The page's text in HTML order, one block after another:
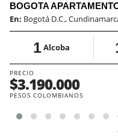
BOGOTA
En: Bogotá D.C.,
1Alcoba
PRECIO
$3.190.000
PESOS COLOMBIANOS